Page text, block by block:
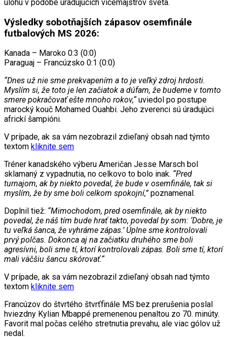
úlohu v podobe úradujúcich vicemajstrov sveta.
Výsledky sobotňajších zápasov osemfinále
futbalových MS 2026:
Kanada – Maroko 0:3 (0:0)
Paraguaj – Francúzsko 0:1 (0:0)
“Dnes už nie sme prekvapením a to je veľký zdroj hrdosti.
Myslím si, že toto je len začiatok a dúfam, že budeme v tomto
smere pokračovať ešte mnoho rokov,“ uviedol po postupe
marocký kouč Mohamed Ouahbi. Jeho zverenci sú úradujúci
africkí šampióni.
V prípade, ak sa vám nezobrazil zdieľaný obsah nad týmto
textom kliknite sem
Tréner kanadského výberu Američan Jesse Marsch bol
sklamaný z vypadnutia, no celkovo to bolo inak. “Pred
turnajom, ak by niekto povedal, že bude v osemfinále, tak si
myslím, že by sme boli celkom spokojní,”poznamenal.
Doplnil tiež: “Mimochodom, pred osemfinále, ak by niekto
povedal, že náš tím bude hrať takto, povedal by som: ‘Dobre, je
tu veľká šanca, že vyhráme zápas.’ Úplne sme kontrolovali
prvý polčas. Dokonca aj na začiatku druhého sme boli
agresívni, boli sme tí, ktorí kontrolovali zápas. Boli sme tí, ktorí
mali väčšiu šancu skórovať.“
V prípade, ak sa vám nezobrazil zdieľaný obsah nad týmto
textom kliknite sem
Francúzov do štvrtého štvrťfinále MS bez prerušenia poslal
hviezdny Kylian Mbappé premenenou penaltou zo 70. minúty.
Favorit mal počas celého stretnutia prevahu, ale viac gólov už
nedal.